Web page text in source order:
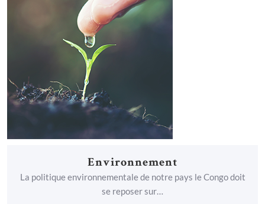
Environnement
La politique environnementale de notre pays le Congo doit
se reposer sur…